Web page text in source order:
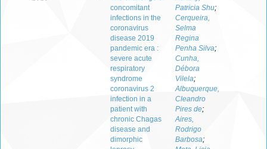
concomitant
infections in the
coronavirus
disease 2019
pandemic era :
severe acute
respiratory
syndrome
coronavirus 2
infection in a
patient with
chronic Chagas
disease and
dimorphic
Patricia Shu;
Cerqueira,
Selma
Regina
Penha Silva;
Cunha,
Débora
Vilela;
Albuquerque,
Cleandro
Pires de;
Aires,
Rodrigo
Barbosa;